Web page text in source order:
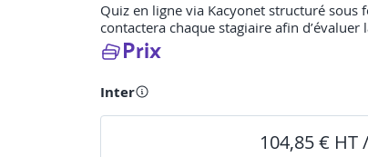
Quiz en ligne via Kacyonet structuré sous
contactera chaque stagiaire afin
Prix
Inter
104,85 €